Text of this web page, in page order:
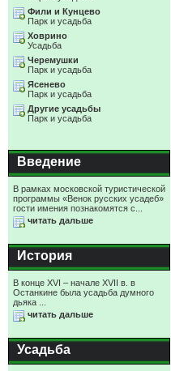
Фили и Кунцево
Парк и усадьба
Ховрино
Усадьба
Черемушки
Парк и усадьба
Ясенево
Парк и усадьба
Другие усадьбы
Парк и усадьба
Введение
В рамках московской туристической
программы «Венок русских усадеб»
гости имения познакомятся с...
читать дальше
История
В конце XVI – начале XVII в. в
Останкине была усадьба думного
дьяка ...
читать дальше
Усадьба